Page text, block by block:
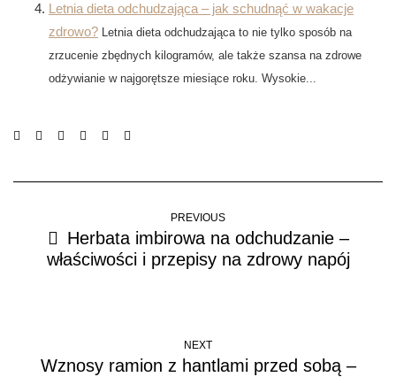
Letnia dieta odchudzająca – jak schudnąć w wakacje
zdrowo? Letnia dieta odchudzająca to nie tylko sposób na
zrzucenie zbędnych kilogramów, ale także szansa na zdrowe
odżywianie w najgorętsze miesiące roku. Wysokie...
PREVIOUS
Herbata imbirowa na odchudzanie –
właściwości i przepisy na zdrowy napój
NEXT
Wznosy ramion z hantlami przed sobą –